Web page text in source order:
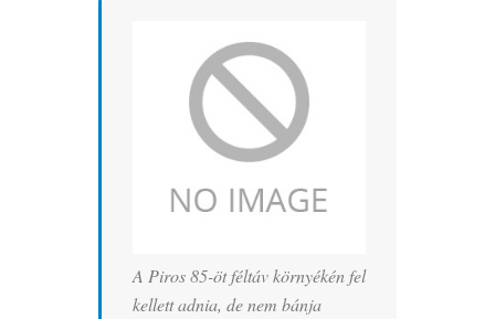
A Piros 85-öt féltáv környékén fel
kellett adnia, de nem bánja